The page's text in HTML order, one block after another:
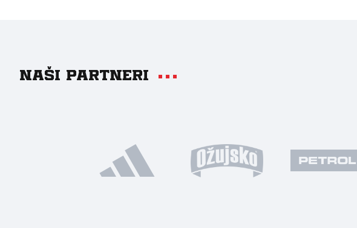
Naši partneri